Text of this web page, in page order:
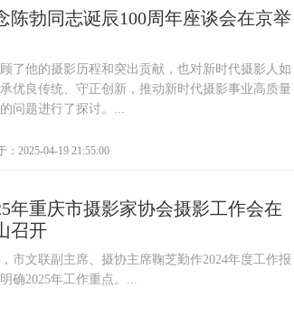
陈勃同志诞辰100周年座谈会在京举
了他的摄影历程和突出贡献，也对新时代摄影人如
优良传统、守正创新，推动新时代摄影事业高质量
问题进行了探讨。...
：2025-04-19 21:55:00
年重庆市摄影家协会摄影工作会在
召开
市文联副主席、摄协主席鞠芝勤作2024年度工作报
确2025年工作重点。...